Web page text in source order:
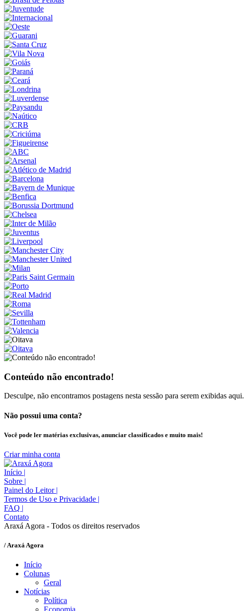
Conteúdo não encontrado!
Desculpe, não encontramos postagens nesta sessão para serem exibidas aqui.
Não possui uma conta?
Você pode ler matérias exclusivas, anunciar classificados e muito mais!
Criar minha conta
Início |
Sobre |
Painel do Leitor |
Termos de Uso e Privacidade |
FAQ |
Contato
Araxá Agora - Todos os direitos reservados
/ Araxá Agora
Início
Colunas
Geral
Notícias
Política